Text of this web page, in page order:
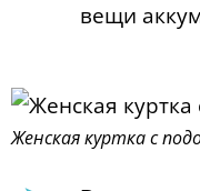
вещи
Женская куртка с